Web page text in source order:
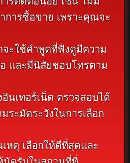
การซื้อขาย เพราะคุณจะ
ะใช้คำพูดที่ฟังดูมีความ
และมีนิสัยชอบโทรตาม
นเทอร์เน็ต ตรวจสอบได้
ระมัดระวังในการเลือก
หตุ เลือกให้ดีที่สุดและ